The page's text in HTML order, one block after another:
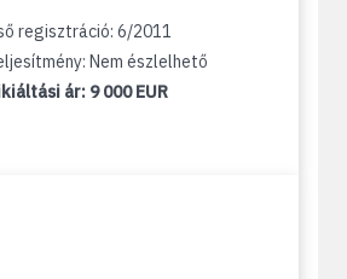
regisztráció: 6/2011
Nem észlelhető
ár: 9 000 EUR